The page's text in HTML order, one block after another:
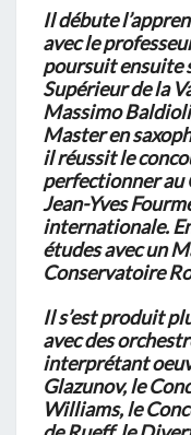
Il débute
avec le
poursuitensuite
Supérieur de la
Massimo
Master en
il réussit le
perfectionner au
Jean-Yves
internationale.
études avec un
Conservatoire
Il s’est produit
avec des
interprétant
Glazunov, le
Williams, le